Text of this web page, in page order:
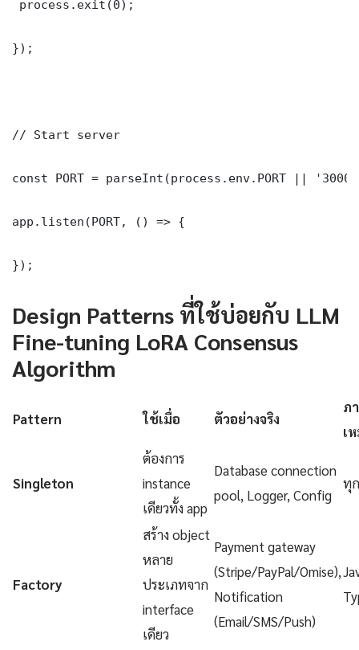
process.exit(0);
});
// Start server
const PORT = parseInt(process.env.PORT ||
app.listen(PORT, () => {
});
Design Patterns ที่ใช้บ่อยกับ LLM
Fine-tuning LoRA Consensus
Algorithm
Pattern ใช้เมื่อ ตัวอย่างจริง
ภ
เ
Singleton
ต้องการ
instance
เดียวทั้ง app
Database connection
pool, Logger, Config
ทุ
Factory
สร้าง object
หลาย
ประเภทจาก
interface
เดียว
Payment gateway
(Stripe/PayPal/Omise),
Notification
(Email/SMS/Push)